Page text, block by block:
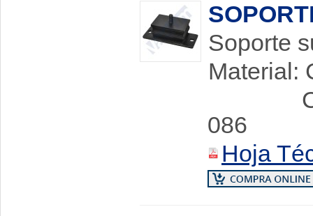
Soporte
Material:
086
Hoja